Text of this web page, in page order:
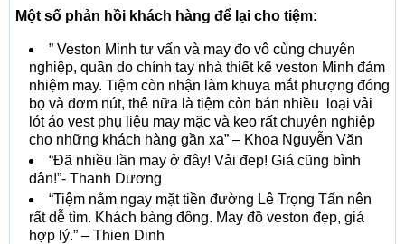
Một số phản hồi khách hàng để lại cho tiệm:
” Veston Minh tư vấn và may đo vô cùng chuyên
nghiệp, quần do chính tay nhà thiết kế veston Minh đảm
nhiệm may. Tiệm còn nhận làm khuya mắt phượng đóng
bọ và đơm nút, thê nữa là tiệm còn bán nhiều loại vải
lót áo vest phụ liệu may mặc và keo rất chuyên nghiệp
cho những khách hàng gần xa” – Khoa Nguyễn Văn
“Đã nhiều lần may ở đây! Vải đep! Giá cũng bình
dân!”- Thanh Dương
“Tiệm nằm ngay mặt tiền đường Lê Trọng Tấn nên
rất dễ tìm. Khách bàng đông. May đồ veston đẹp, giá
hợp lý.” – Thien Dinh